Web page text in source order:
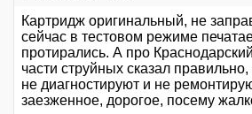
Картридж оригинальный, не
сейчас в тестовом режиме
протирались. А про
части струйных сказал правильно,
не диагностируют и не
заезженное, дорогое, посему